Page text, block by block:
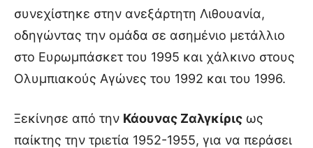
συνεχίστηκε στην ανεξάρτητη Λιθουανία,
οδηγώντας την ομάδα σε ασημένιο μετάλλιο
στο Ευρωμπάσκετ του 1995 και χάλκινο στους
Ολυμπιακούς Αγώνες του 1992 και του 1996.
Ξεκίνησε από την Κάουνας Ζαλγκίρις ως
παίκτης την τριετία 1952-1955, για να περάσει